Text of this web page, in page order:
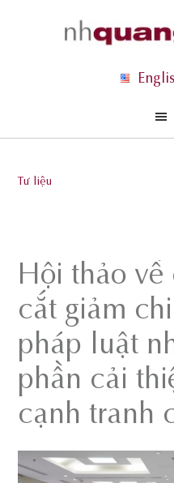
Tư liệu
Hội thảo về
cắt giảm
pháp luật
phần cải
cạnh tranh